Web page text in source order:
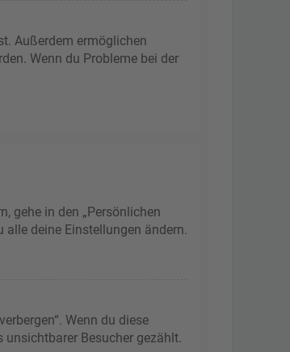
Außerdem ermöglichen
Wenn du Probleme bei der
gehe in den „Persönlichen
deine Einstellungen ändern.
Wenn du diese
Besucher gezählt.